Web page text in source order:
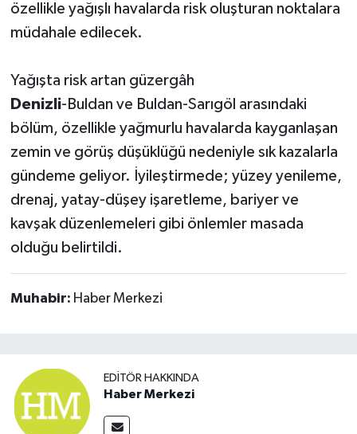
özellikle yağışlı havalarda risk oluşturan noktalara
müdahale edilecek.
Yağışta risk artan güzergâh
Denizli-Buldan ve Buldan-Sarıgöl arasındaki
bölüm, özellikle yağmurlu havalarda kayganlaşan
zemin ve görüş düşüklüğü nedeniyle sık kazalarla
gündeme geliyor. İyileştirmede; yüzey yenileme,
drenaj, yatay-düşey işaretleme, bariyer ve
kavşak düzenlemeleri gibi önlemler masada
olduğu belirtildi.
Muhabir: Haber Merkezi
EDITÖR HAKKINDA
Haber Merkezi